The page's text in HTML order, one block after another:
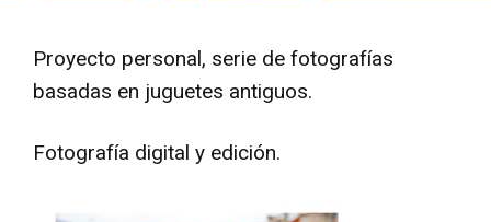
Proyecto personal, serie de fotografías
basadas en juguetes antiguos.
Fotografía digital y edición.